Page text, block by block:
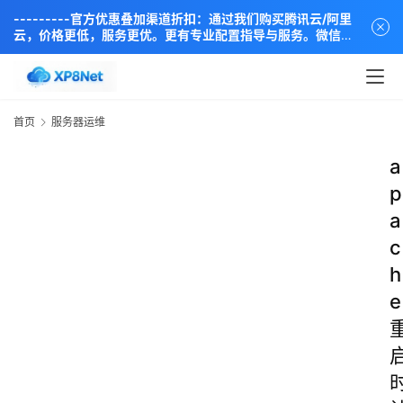
---------官方优惠叠加渠道折扣：通过我们购买腾讯云/阿里
云，价格更低，服务更优。更有专业配置指导与服务。微信同
步：18838889666----
首页 服务器运维
a
p
a
c
h
e